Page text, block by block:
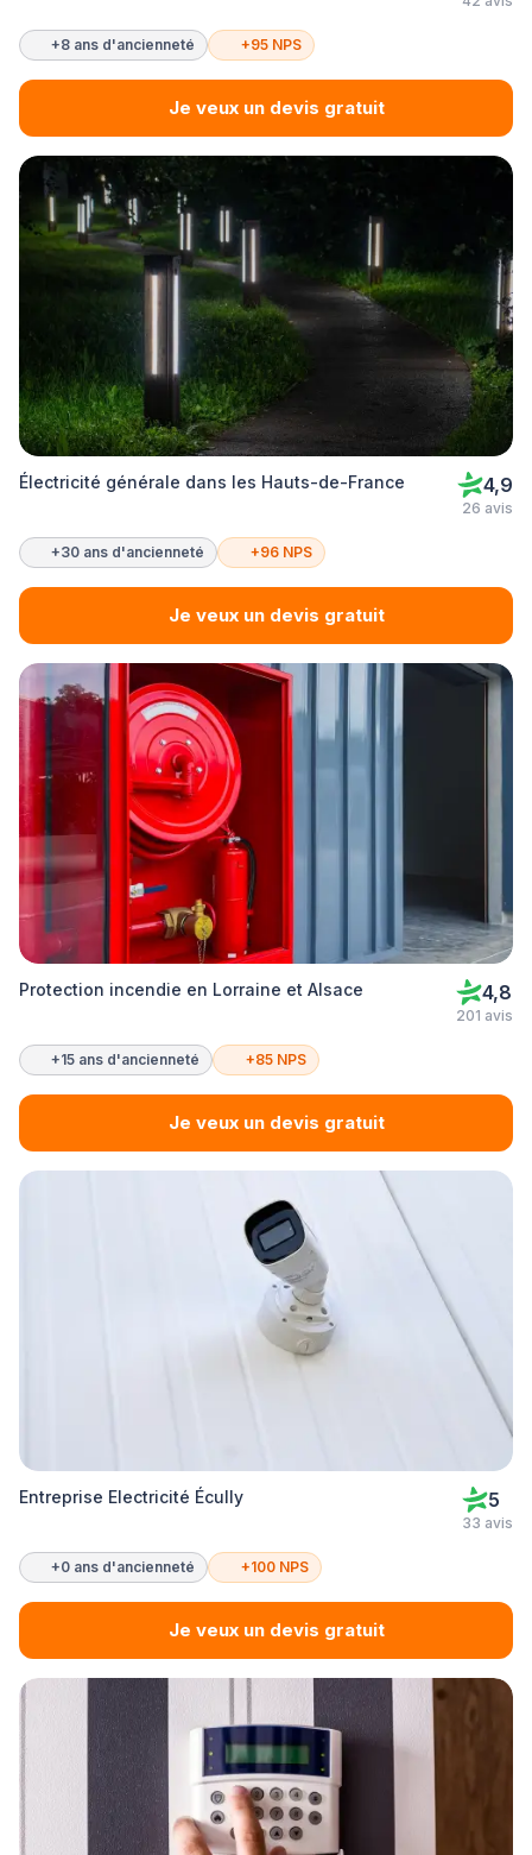
+8 ans d'ancienneté +95 NPS
Je veux un devis gratuit
Électricité générale dans les Hauts-de-France 4,9
26 avis
+30 ans d'ancienneté +96 NPS
Je veux un devis gratuit
Protection incendie en Lorraine et Alsace 4,8
201 avis
+15 ans d'ancienneté +85 NPS
Je veux un devis gratuit
Entreprise Electricité Écully 5
33 avis
+0 ans d'ancienneté +100 NPS
Je veux un devis gratuit